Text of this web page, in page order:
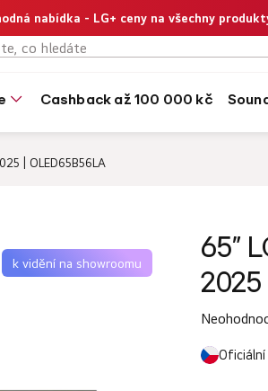
nabídka - LG+ ceny na všechny
cashback až 100 000 kč
| OLED65B56LA
65"
2025
Průměrné
produktu
k vidění na showroomu